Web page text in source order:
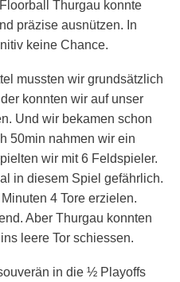
Thurgau konnte
präzise ausnützen. In
keine Chance.
mussten wir grundsätzlich
konnten wir auf unser
Und wir bekamen schon
50min nahmen wir ein
wir mit 6 Feldspieler.
in diesem Spiel gefährlich.
4 Tore erzielen.
Aber Thurgau konnten
leere Tor schiessen.
in die ½ Playoffs